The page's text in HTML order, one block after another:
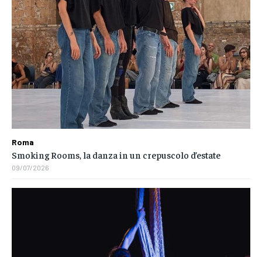
Roma
Smoking Rooms, la danza in un crepuscolo d’estate
09/07/2026